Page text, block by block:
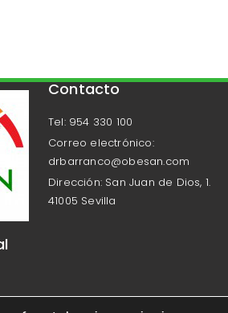
Contacto
Tel: 954 330 100
Correo electrónico:
drbarranco@obesan.com
Dirección: San Juan de Dios, 1.
41005 Sevilla